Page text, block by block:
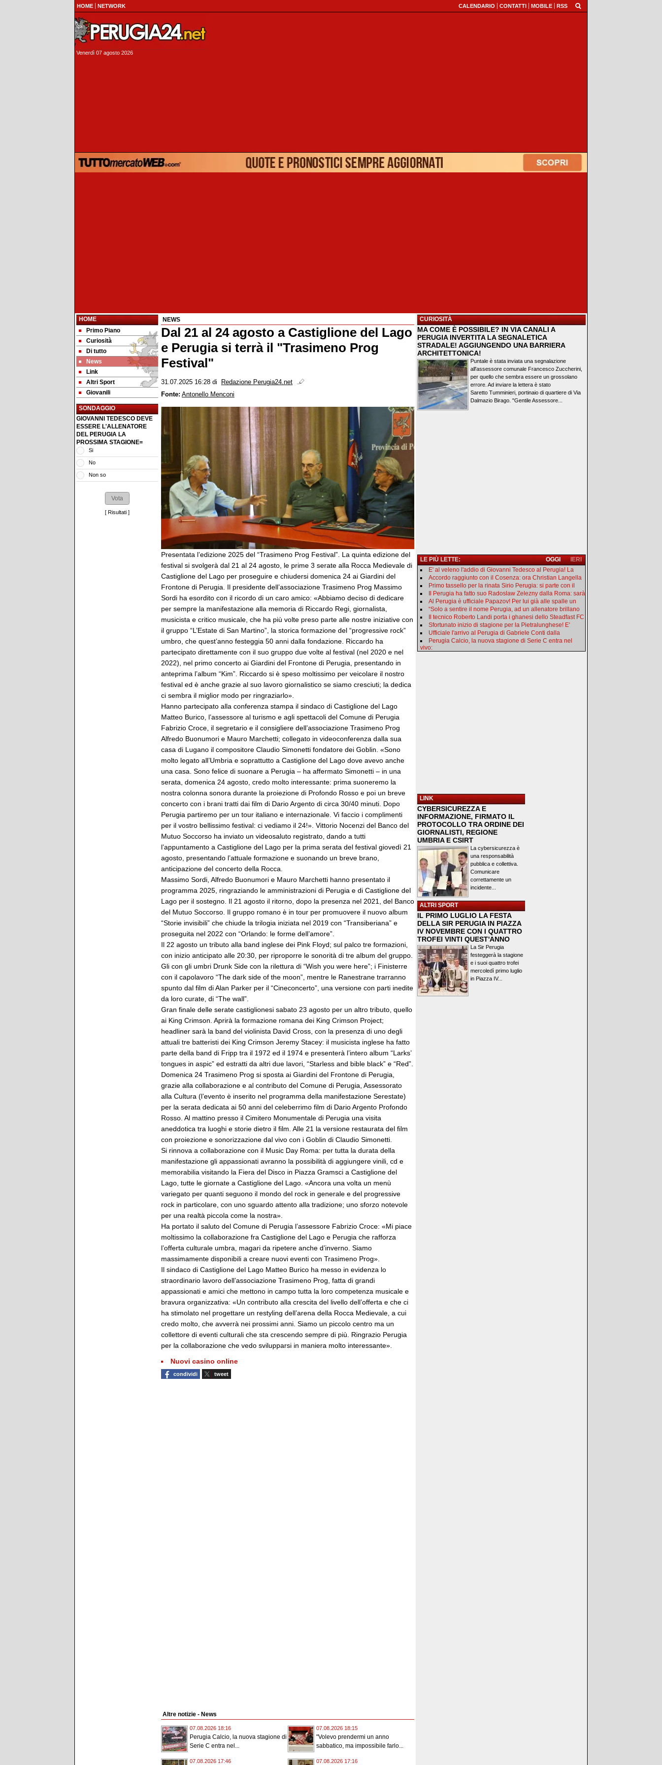
HOME NETWORK CALENDARIO CONTATTI MOBILE RSS
Venerdì 07 agosto 2026
HOME
Primo Piano
Curiosità
Di tutto
News
Link
Altri Sport
Giovanili
SONDAGGIO
GIOVANNI TEDESCO DEVE
ESSERE L'ALLENATORE
DEL PERUGIA LA
PROSSIMA STAGIONE=
Si
No
Non so
[ Risultati ]
NEWS
Dal 21 al 24 agosto a Castiglione del Lago
e Perugia si terrà il "Trasimeno Prog
Festival"
31.07.2025 16:28 di
Redazione Perugia24.net
Fonte: Antonello Menconi
Presentata l’edizione 2025 del “Trasimeno Prog Festival”. La quinta edizione del
festival si svolgerà dal 21 al 24 agosto, le prime 3 serate alla Rocca Medievale di
Castiglione del Lago per proseguire e chiudersi domenica 24 ai Giardini del
Frontone di Perugia. Il presidente dell’associazione Trasimeno Prog Massimo
Sordi ha esordito con il ricordo di un caro amico: «Abbiamo deciso di dedicare
per sempre la manifestazione alla memoria di Riccardo Regi, giornalista,
musicista e critico musicale, che ha più volte preso parte alle nostre iniziative con
il gruppo “L’Estate di San Martino”, la storica formazione del “progressive rock”
umbro, che quest’anno festeggia 50 anni dalla fondazione. Riccardo ha
partecipato direttamente con il suo gruppo due volte al festival (nel 2020 e nel
2022), nel primo concerto ai Giardini del Frontone di Perugia, presentando in
anteprima l’album “Kim”. Riccardo si è speso moltissimo per veicolare il nostro
festival ed è anche grazie al suo lavoro giornalistico se siamo cresciuti; la dedica
ci sembra il miglior modo per ringraziarlo».
Hanno partecipato alla conferenza stampa il sindaco di Castiglione del Lago
Matteo Burico, l’assessore al turismo e agli spettacoli del Comune di Perugia
Fabrizio Croce, il segretario e il consigliere dell’associazione Trasimeno Prog
Alfredo Buonumori e Mauro Marchetti; collegato in videoconferenza dalla sua
casa di Lugano il compositore Claudio Simonetti fondatore dei Goblin. «Sono
molto legato all’Umbria e soprattutto a Castiglione del Lago dove avevo anche
una casa. Sono felice di suonare a Perugia – ha affermato Simonetti – in una
serata, domenica 24 agosto, credo molto interessante: prima suoneremo la
nostra colonna sonora durante la proiezione di Profondo Rosso e poi un breve
concerto con i brani tratti dai film di Dario Argento di circa 30/40 minuti. Dopo
Perugia partiremo per un tour italiano e internazionale. Vi faccio i complimenti
per il vostro bellissimo festival: ci vediamo il 24!». Vittorio Nocenzi del Banco del
Mutuo Soccorso ha inviato un videosaluto registrato, dando a tutti
l’appuntamento a Castiglione del Lago per la prima serata del festival giovedì 21
agosto, presentando l’attuale formazione e suonando un breve brano,
anticipazione del concerto della Rocca.
Massimo Sordi, Alfredo Buonumori e Mauro Marchetti hanno presentato il
programma 2025, ringraziando le amministrazioni di Perugia e di Castiglione del
Lago per il sostegno. Il 21 agosto il ritorno, dopo la presenza nel 2021, del Banco
del Mutuo Soccorso. Il gruppo romano è in tour per promuovere il nuovo album
“Storie invisibili” che chiude la trilogia iniziata nel 2019 con “Transiberiana” e
proseguita nel 2022 con “Orlando: le forme dell’amore”.
Il 22 agosto un tributo alla band inglese dei Pink Floyd; sul palco tre formazioni,
con inizio anticipato alle 20:30, per riproporre le sonorità di tre album del gruppo.
Gli con gli umbri Drunk Side con la rilettura di “Wish you were here”; i Finisterre
con il capolavoro “The dark side of the moon”, mentre le Ranestrane trarranno
spunto dal film di Alan Parker per il “Cineconcerto”, una versione con parti inedite
da loro curate, di “The wall”.
Gran finale delle serate castiglionesi sabato 23 agosto per un altro tributo, quello
ai King Crimson. Aprirà la formazione romana dei King Crimson Project;
headliner sarà la band del violinista David Cross, con la presenza di uno degli
attuali tre batteristi dei King Crimson Jeremy Stacey: il musicista inglese ha fatto
parte della band di Fripp tra il 1972 ed il 1974 e presenterà l’intero album “Larks’
tongues in aspic” ed estratti da altri due lavori, “Starless and bible black” e “Red”.
Domenica 24 Trasimeno Prog si sposta ai Giardini del Frontone di Perugia,
grazie alla collaborazione e al contributo del Comune di Perugia, Assessorato
alla Cultura (l’evento è inserito nel programma della manifestazione Serestate)
per la serata dedicata ai 50 anni del celeberrimo film di Dario Argento Profondo
Rosso. Al mattino presso il Cimitero Monumentale di Perugia una visita
aneddotica tra luoghi e storie dietro il film. Alle 21 la versione restaurata del film
con proiezione e sonorizzazione dal vivo con i Goblin di Claudio Simonetti.
Si rinnova a collaborazione con il Music Day Roma: per tutta la durata della
manifestazione gli appassionati avranno la possibilità di aggiungere vinili, cd e
memorabilia visitando la Fiera del Disco in Piazza Gramsci a Castiglione del
Lago, tutte le giornate a Castiglione del Lago. «Ancora una volta un menù
variegato per quanti seguono il mondo del rock in generale e del progressive
rock in particolare, con uno sguardo attento alla tradizione; uno sforzo notevole
per una realtà piccola come la nostra».
Ha portato il saluto del Comune di Perugia l’assessore Fabrizio Croce: «Mi piace
moltissimo la collaborazione fra Castiglione del Lago e Perugia che rafforza
l’offerta culturale umbra, magari da ripetere anche d’inverno. Siamo
massimamente disponibili a creare nuovi eventi con Trasimeno Prog».
Il sindaco di Castiglione del Lago Matteo Burico ha messo in evidenza lo
straordinario lavoro dell’associazione Trasimeno Prog, fatta di grandi
appassionati e amici che mettono in campo tutta la loro competenza musicale e
bravura organizzativa: «Un contributo alla crescita del livello dell’offerta e che ci
ha stimolato nel progettare un restyling dell’arena della Rocca Medievale, a cui
credo molto, che avverrà nei prossimi anni. Siamo un piccolo centro ma un
collettore di eventi culturali che sta crescendo sempre di più. Ringrazio Perugia
per la collaborazione che vedo svilupparsi in maniera molto interessante».
Nuovi casino online
condividi tweet
Altre notizie - News
07.08.2026 18:16
Perugia Calcio, la nuova stagione di
Serie C entra nel...
07.08.2026 18:15
"Volevo prendermi un anno
sabbatico, ma impossibile farlo...
07.08.2026 17:46 07.08.2026 17:16
CURIOSITÀ
MA COME È POSSIBILE? IN VIA CANALI A
PERUGIA INVERTITA LA SEGNALETICA
STRADALE! AGGIUNGENDO UNA BARRIERA
ARCHITETTONICA!
Puntale è stata inviata una segnalazione
all'assessore comunale Francesco Zuccherini,
per quello che sembra essere un grossolano
errore. Ad inviare la lettera è stato
Saretto Tumminieri, portinaio di quartiere di Via
Dalmazio Birago. "Gentile Assessore...
LE PIÙ LETTE: IERI
OGGI
E' al veleno l'addio di Giovanni Tedesco al Perugia! La
Accordo raggiunto con il Cosenza: ora Christian Langella
Primo tassello per la rinata Sirio Perugia: si parte con il
Il Perugia ha fatto suo Radoslaw Zelezny dalla Roma: sarà
Al Perugia è ufficiale Papazov! Per lui già alle spalle un
“Solo a sentire il nome Perugia, ad un allenatore brillano
Il tecnico Roberto Landi porta i ghanesi dello Steadfast FC
Sfortunato inizio di stagione per la Pietralunghese! E'
Ufficiale l'arrivo al Perugia di Gabriele Conti dalla
Perugia Calcio, la nuova stagione di Serie C entra nel
vivo:
LINK
CYBERSICUREZZA E
INFORMAZIONE, FIRMATO IL
PROTOCOLLO TRA ORDINE DEI
GIORNALISTI, REGIONE
UMBRIA E CSIRT
La cybersicurezza è
una responsabilità
pubblica e collettiva.
Comunicare
correttamente un
incidente...
ALTRI SPORT
IL PRIMO LUGLIO LA FESTA
DELLA SIR PERUGIA IN PIAZZA
IV NOVEMBRE CON I QUATTRO
TROFEI VINTI QUEST'ANNO
La Sir Perugia
festeggerà la stagione
e i suoi quattro trofei
mercoledì primo luglio
in Piazza IV...